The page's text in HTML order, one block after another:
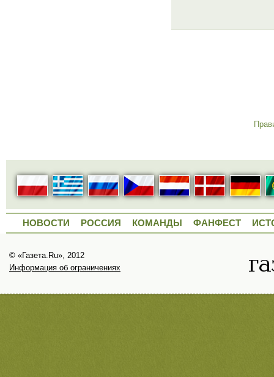
НОВОСТИ РОССИЯ КОМАНДЫ ФАНФЕСТ
© «Газета.Ru», 2012
Информация об ограничениях